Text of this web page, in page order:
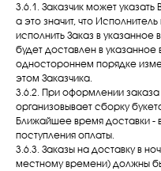
3.6.1. Заказчик может
а это значит, что
исполнить Заказ в указанное
будет доставлен в
одностороннем порядке
этом Заказчика.
3.6.2. При оформлении
организовывает сборку
Ближайшее время доставки -
поступления оплаты.
3.6.3. Заказы на доставку в
местному времени) должны